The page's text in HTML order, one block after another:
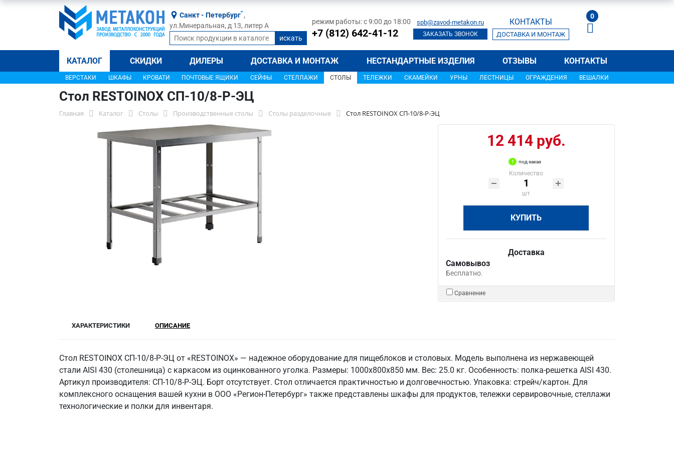
Санкт - Петербург ,
ул.Минеральная, д 13, литер А
режим работы: с 9:00 до 18:00
+7 (812) 642-41-12
spb@zavod-metakon.ru
ЗАКАЗАТЬ ЗВОНОК
КОНТАКТЫ
ДОСТАВКА И МОНТАЖ
0
КАТАЛОГ СКИДКИ ДИЛЕРЫ ДОСТАВКА И МОНТАЖ НЕСТАНДАРТНЫЕ ИЗДЕЛИЯ ОТЗЫВЫ КОНТАКТЫ
ВЕРСТАКИ ШКАФЫ КРОВАТИ ПОЧТОВЫЕ ЯЩИКИ СЕЙФЫ СТЕЛЛАЖИ СТОЛЫ ТЕЛЕЖКИ СКАМЕЙКИ УРНЫ ЛЕСТНИЦЫ ОГРАЖДЕНИЯ ВЕШАЛКИ
Стол RESTOINOX СП-10/8-Р-ЭЦ
Главная Каталог Столы Производственные столы Столы разделочные Стол RESTOINOX СП-10/8-Р-ЭЦ
12 414 руб.
под заказ
Количество
шт
КУПИТЬ
Доставка
Самовывоз
Бесплатно.
Сравнение
ХАРАКТЕРИСТИКИ ОПИСАНИЕ
Стол RESTOINOX СП-10/8-Р-ЭЦ от «RESTOINOX» — надежное оборудование для пищеблоков и столовых. Модель выполнена из нержавеющей
стали AISI 430 (столешница) с каркасом из оцинкованного уголка. Размеры: 1000x800x850 мм. Вес: 25.0 кг. Особенность: полка-решетка AISI 430.
Артикул производителя: СП-10/8-Р-ЭЦ. Борт отсутствует. Стол отличается практичностью и долговечностью. Упаковка: стрейч/картон. Для
комплексного оснащения вашей кухни в ООО «Регион-Петербург» также представлены шкафы для продуктов, тележки сервировочные, стеллажи
технологические и полки для инвентаря.